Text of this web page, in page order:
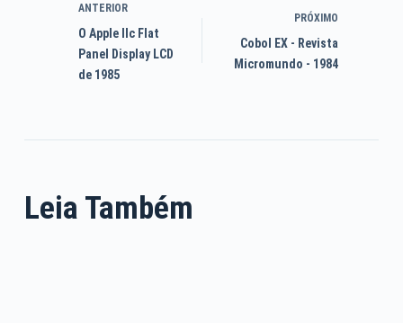
ANTERIOR
O Apple IIc Flat
Panel Display LCD
de 1985
PRÓXIMO
Cobol EX - Revista
Micromundo - 1984
Leia Também